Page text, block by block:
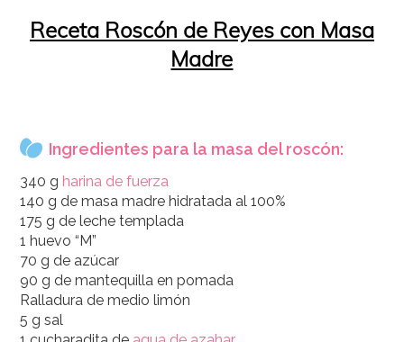
Receta Roscón de Reyes con Masa
Madre
Ingredientes para la masa del roscón:
340 g harina de fuerza
140 g de masa madre hidratada al 100%
175 g de leche templada
1 huevo “M”
70 g de azúcar
90 g de mantequilla en pomada
Ralladura de medio limón
5 g sal